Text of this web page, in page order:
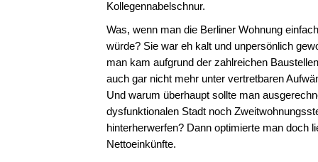
Kollegennabelschnur.
Was, wenn man die Berliner Wohnung
würde? Sie war eh kalt und unpersönlich
man kam aufgrund der zahlreichen
auch gar nicht mehr unter vertretbaren
Und warum überhaupt sollte man
dysfunktionalen Stadt noch
hinterherwerfen? Dann optimierte man doch
Nettoeinkünfte.